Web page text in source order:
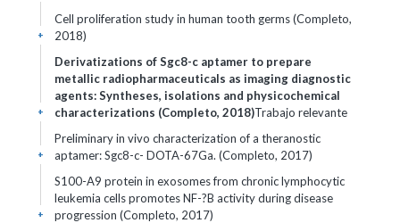
Cell proliferation study in human tooth germs (Completo,
2018)
+
Derivatizations of Sgc8-c aptamer to prepare
metallic radiopharmaceuticals as imaging diagnostic
agents: Syntheses, isolations and physicochemical
characterizations (Completo, 2018)Trabajo relevante
+
Preliminary in vivo characterization of a theranostic
aptamer: Sgc8-c- DOTA-67Ga. (Completo, 2017)
+
S100-A9 protein in exosomes from chronic lymphocytic
leukemia cells promotes NF-?B activity during disease
progression (Completo, 2017)
+